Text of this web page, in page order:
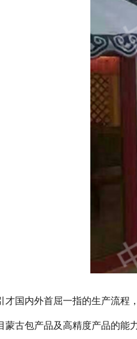
才国内外首屈一指的生产流程
蒙古包产品及高精度产品的能